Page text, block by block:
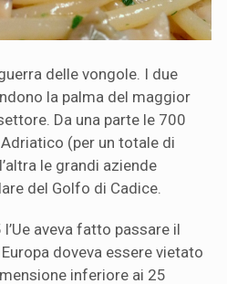
delle vongole. I due
la palma del maggior
Da una parte le 700
(per un totale di
le grandi aziende
del Golfo di Cadice.
aveva fatto passare il
doveva essere vietato
inferiore ai 25